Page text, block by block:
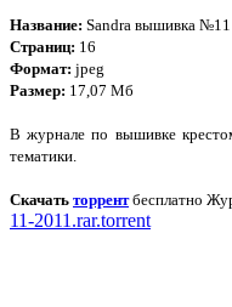
Название: Sandra вышивка №11
Страниц: 16
Формат: jpeg
Размер: 17,07 Мб
В журнале по вышивке
тематики.
Скачать торрентбесплатно
11-2011.rar.torrent